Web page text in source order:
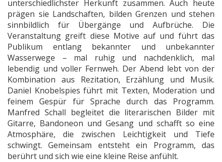
unterschiedlichster Herkunft zusammen. Auch heute
prägen sie Landschaften, bilden Grenzen und stehen
sinnbildlich für Übergänge und Aufbrüche. Die
Veranstaltung greift diese Motive auf und führt das
Publikum entlang bekannter und unbekannter
Wasserwege – mal ruhig und nachdenklich, mal
lebendig und voller Fernweh. Der Abend lebt von der
Kombination aus Rezitation, Erzählung und Musik.
Daniel Knobelspies führt mit Texten, Moderation und
feinem Gespür für Sprache durch das Programm.
Manfred Schall begleitet die literarischen Bilder mit
Gitarre, Bandoneon und Gesang und schafft so eine
Atmosphäre, die zwischen Leichtigkeit und Tiefe
schwingt. Gemeinsam entsteht ein Programm, das
berührt und sich wie eine kleine Reise anfühlt.